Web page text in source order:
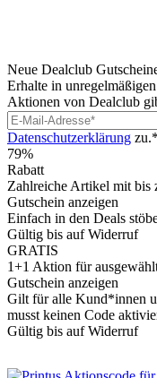
Neue Dealclub
Erhalte in
Aktionen von Dealclub
Datenschutzerklärung zu.*
79%
Rabatt
Zahlreiche Artikel mit bis
Gutschein anzeigen
Einfach in den Deals
Gültig bis auf Widerruf
GRATIS
1+1 Aktion für
Gutschein anzeigen
Gilt für alle Kund*innen
musst keinen Code
Gültig bis auf Widerruf